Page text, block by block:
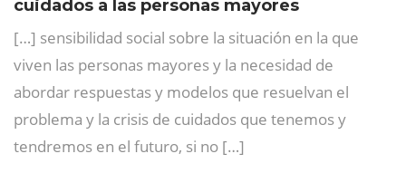
cuidados a las personas mayores
[…] sensibilidad social sobre la situación en la que
viven las personas mayores y la necesidad de
abordar respuestas y modelos que resuelvan el
problema y la crisis de cuidados que tenemos y
tendremos en el futuro, si no […]